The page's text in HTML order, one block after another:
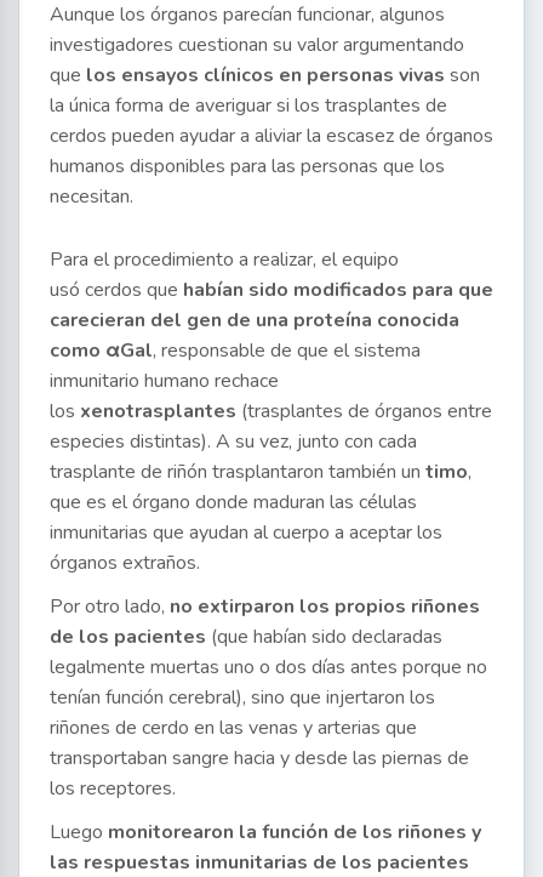
Aunque los órganos parecían funcionar, algunos
investigadores cuestionan su valor argumentando
que los ensayos clínicos en personas vivas son
la única forma de averiguar si los trasplantes de
cerdos pueden ayudar a aliviar la escasez de órganos
humanos disponibles para las personas que los
necesitan.
Para el procedimiento a realizar, el equipo
usó cerdos que habían sido modificados para que
carecieran del gen de una proteína conocida
como αGal, responsable de que el sistema
inmunitario humano rechace
los xenotrasplantes (trasplantes de órganos entre
especies distintas). A su vez, junto con cada
trasplante de riñón trasplantaron también un timo,
que es el órgano donde maduran las células
inmunitarias que ayudan al cuerpo a aceptar los
órganos extraños.
Por otro lado, no extirparon los propios riñones
de los pacientes (que habían sido declaradas
legalmente muertas uno o dos días antes porque no
tenían función cerebral), sino que injertaron los
riñones de cerdo en las venas y arterias que
transportaban sangre hacia y desde las piernas de
los receptores.
Luego monitorearon la función de los riñones y
las respuestas inmunitarias de los pacientes